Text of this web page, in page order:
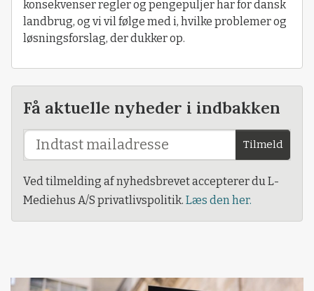
konsekvenser regler og pengepuljer har for dansk
landbrug, og vi vil følge med i, hvilke problemer og
løsningsforslag, der dukker op.
Få aktuelle nyheder i indbakken
Tilmeld
Ved tilmelding af nyhedsbrevet accepterer du L-
Mediehus A/S privatlivspolitik. Læs den her.